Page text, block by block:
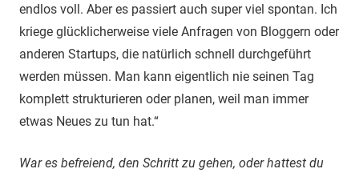
endlos voll. Aber es passiert auch super viel spontan. Ich
kriege glücklicherweise viele Anfragen von Bloggern oder
anderen Startups, die natürlich schnell durchgeführt
werden müssen. Man kann eigentlich nie seinen Tag
komplett strukturieren oder planen, weil man immer
etwas Neues zu tun hat.“
War es befreiend, den Schritt zu gehen, oder hattest du